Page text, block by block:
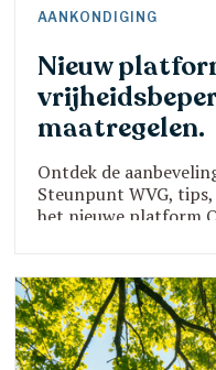
AANKONDIGING
Nieuw
maatregelen.
Ontdek de
Steunpunt WVG,
het nieuwe platform